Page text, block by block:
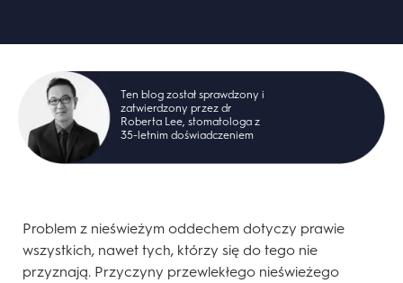
Ten blog został sprawdzony i
zatwierdzony przez dr
Roberta Lee, stomatologa z
35-letnim doświadczeniem
Problem z nieświeżym oddechem dotyczy prawie
wszystkich, nawet tych, którzy się do tego nie
przyznają. Przyczyny przewlekłego nieświeżego